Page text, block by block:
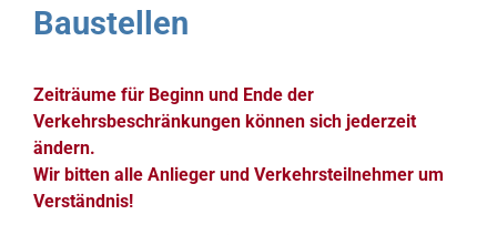
Baustellen
Zeiträume für Beginn und Ende der
Verkehrsbeschränkungen können sich jederzeit
ändern.
Wir bitten alle Anlieger und Verkehrsteilnehmer um
Verständnis!